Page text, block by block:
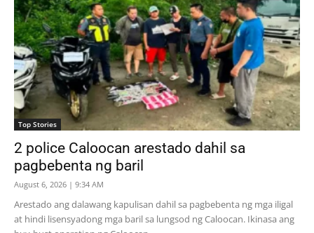
Top Stories
2 police Caloocan arestado dahil sa
pagbebenta ng baril
August 6, 2026 | 9:34 AM
Arestado ang dalawang kapulisan dahil sa pagbebenta ng mga iligal
at hindi lisensyadong mga baril sa lungsod ng Caloocan. Ikinasa ang